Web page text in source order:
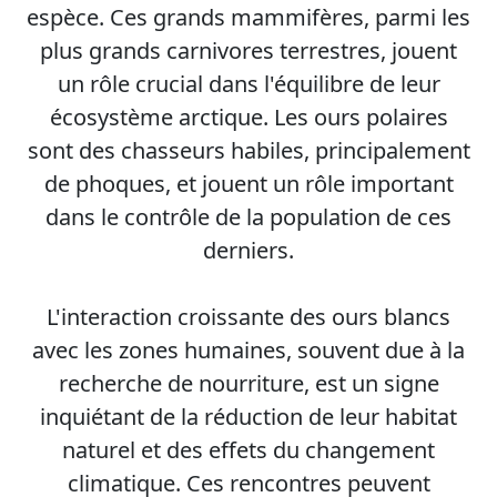
espèce. Ces grands mammifères, parmi les
plus grands carnivores terrestres, jouent
un rôle crucial dans l'équilibre de leur
écosystème arctique. Les ours polaires
sont des chasseurs habiles, principalement
de phoques, et jouent un rôle important
dans le contrôle de la population de ces
derniers.
L'interaction croissante des ours blancs
avec les zones humaines, souvent due à la
recherche de nourriture, est un signe
inquiétant de la réduction de leur habitat
naturel et des effets du changement
climatique. Ces rencontres peuvent